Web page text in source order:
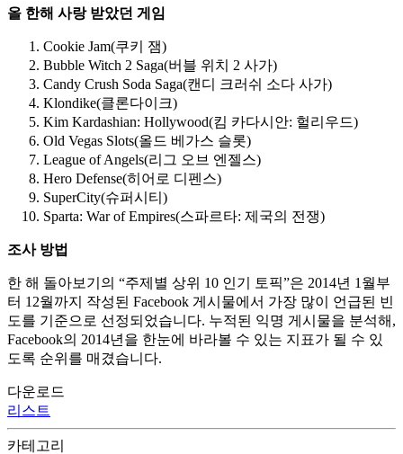
올 한해 사랑 받았던 게임
Cookie Jam(쿠키 잼)
Bubble Witch 2 Saga(버블 위치 2 사가)
Candy Crush Soda Saga(캔디 크러쉬 소다 사가)
Klondike(클론다이크)
Kim Kardashian: Hollywood(킴 카다시안: 헐리우드)
Old Vegas Slots(올드 베가스 슬롯)
League of Angels(리그 오브 엔젤스)
Hero Defense(히어로 디펜스)
SuperCity(슈퍼시티)
Sparta: War of Empires(스파르타: 제국의 전쟁)
조사 방법
한 해 돌아보기의 “주제별 상위 10 인기 토픽”은 2014년 1월부
터 12월까지 작성된 Facebook 게시물에서 가장 많이 언급된 빈
도를 기준으로 선정되었습니다. 누적된 익명 게시물을 분석해,
Facebook의 2014년을 한눈에 바라볼 수 있는 지표가 될 수 있
도록 순위를 매겼습니다.
다운로드
리스트
카테고리